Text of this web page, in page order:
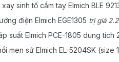
sinh tố cầm tay Elmich BLE
điện Elmich EGE1305 trị giá
suất Elmich PCE-1805 dung tích
men sứ Elmich EL-5204SK (size